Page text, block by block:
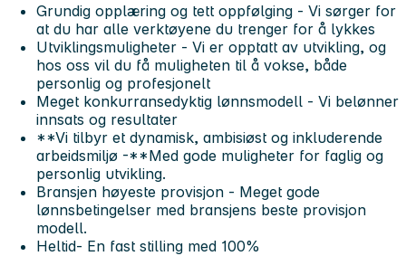
Grundig opplæring og tett oppfølging - Vi sørger for
at du har alle verktøyene du trenger for å lykkes
Utviklingsmuligheter - Vi er opptatt av utvikling, og
hos oss vil du få muligheten til å vokse, både
personlig og profesjonelt
Meget konkurransedyktig lønnsmodell - Vi belønner
innsats og resultater
**Vi tilbyr et dynamisk, ambisiøst og inkluderende
arbeidsmiljø -**Med gode muligheter for faglig og
personlig utvikling.
Bransjen høyeste provisjon - Meget gode
lønnsbetingelser med bransjens beste provisjon
modell.
Heltid- En fast stilling med 100%